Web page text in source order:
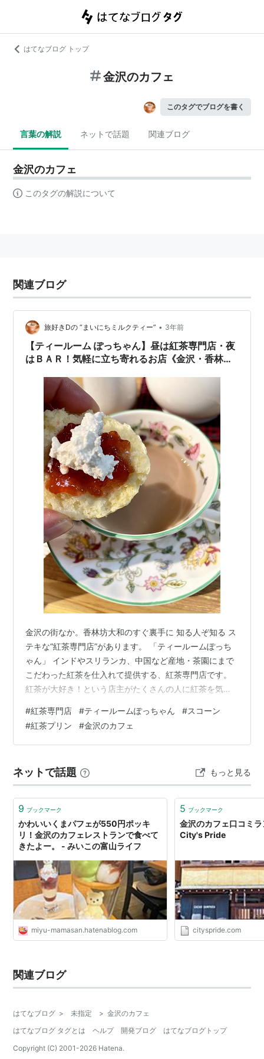
はてなブログ トップ
金沢のカフェ
このタグでブログを書く
言葉の解説 ネットで話題 関連ブログ
金沢のカフェ
このタグの解説について
関連ブログ
旅好きDの “まいにちミルクティー” • 3年前
【ティールーム ぽっちゃん】昼は紅茶専門店・夜
はＢＡＲ！気軽に立ち寄れるお店《金沢・香林坊
金沢の街なか。香林坊大和のすぐ裏手に 知る人ぞ知る ス
テキな“紅茶専門店”があります。 「ティールームぽっち
ゃん」 インドやスリランカ、中国など産地・茶園にまで
こだわった紅茶を仕入れて提供する、紅茶専門店です。
紅茶が大好き！という店主がたくさんの人に紅茶を気軽
ような紅茶好きはもちろん、紅茶に詳しくない方でも肩
肘張らずに楽しめる雰囲気が魅力！ お散歩や買い物の合
間に立ち寄りたくなる、 とっておきの紅茶専門店へご案
坊大和の裏手 教育会館１階 《お店》昼は紅茶専門店 夜
はバー 《店主》元教師のご…
#紅茶専門店 #ティールームぽっちゃん #スコーン
#紅茶プリン #金沢のカフェ
ネットで話題 もっと見る
9 ブックマーク
かわいいくまパフェが550円ポッキ
リ！金沢のカフェレストランで食べて
きたよー。 - みいこの富山ライフ
miyu-mamasan.hatenablog.com
5 ブックマーク
金沢のカフェ口コミ
City's Pride
cityspride.com
関連ブログ
はてなブログ > 未指定 > 金沢のカフェ
はてなブログ タグとは
ヘルプ 開発ブログ
はてなブログトップ
Copyright (C) 2001-2026 Hatena.